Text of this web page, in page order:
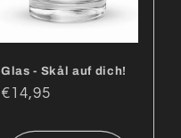
Glas - Skål auf dich!
Normaler
€14,95